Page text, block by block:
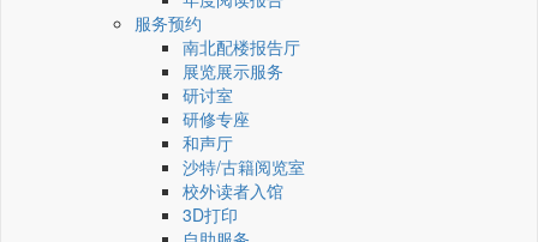
服务预约
南北配楼报告厅
展览展示服务
研讨室
研修专座
和声厅
沙特/古籍阅览室
校外读者入馆
3D打印